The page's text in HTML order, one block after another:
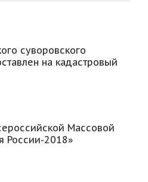
суворовского
на кадастровый
Массовой
России-2018»